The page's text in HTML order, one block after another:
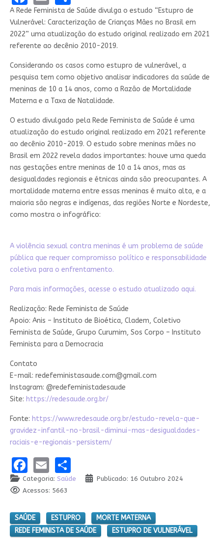
A Rede Feminista de Saúde divulga o estudo “Estupro de
Vulnerável: Caracterização de Crianças Mães no Brasil em
2022” uma atualização do estudo original realizado em 2021
referente ao decênio 2010-2019.
Considerando os casos como estupro de vulnerável, a
pesquisa tem como objetivo analisar indicadores da saúde de
meninas de 10 a 14 anos, como a Razão de Mortalidade
Materna e a Taxa de Natalidade.
O estudo divulgado pela Rede Feminista de Saúde é uma
atualização do estudo original realizado em 2021 referente
ao decênio 2010-2019. O estudo sobre meninas mães no
Brasil em 2022 revela dados importantes: houve uma queda
nas gestações entre meninas de 10 a 14 anos, mas as
desigualdades regionais e étnicas ainda são preocupantes. A
mortalidade materna entre essas meninas é muito alta, e a
maioria são negras e indígenas, das regiões Norte e Nordeste,
como mostra o infográfico:
A violência sexual contra meninas é um problema de saúde
pública que requer compromisso político e responsabilidade
coletiva para o enfrentamento.
Para mais informações, acesse o estudo atualizado aqui.
Realização: Rede Feminista de Saúde
Apoio: Anis – Instituto de Bioética, Cladem, Coletivo
Feminista de Saúde, Grupo Curumim, Sos Corpo – Instituto
Feminista para a Democracia
Contato
E-mail: redefeministasaude.com@gmail.com
Instagram: @redefeministadesaude
Site: https://redesaude.org.br/
Fonte: https://www.redesaude.org.br/estudo-revela-que-
gravidez-infantil-no-brasil-diminui-mas-desigualdades-
raciais-e-regionais-persistem/
Facebook
EmailShare
Categoria: Saúde
Publicado: 16 Outubro 2024
Acessos: 5663
SAÚDE ESTUPRO
MORTE MATERNA
REDE FEMINISTA DE SAÚDE
ESTUPRO DE VULNERÁVEL